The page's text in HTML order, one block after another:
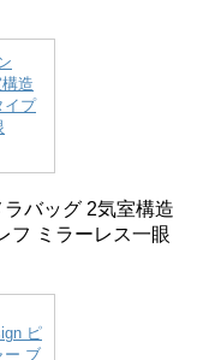
造
イプ
バッグ 2気室構造
フ ミラーレス一眼
ピ
ー ブ